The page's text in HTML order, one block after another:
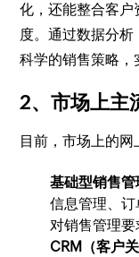
化，还能整合客
度。通过数据分
科学的销售策略，
2、市场上主
目前，市场上的网
基础型销售
信息管理、
对销售管理要
CRM（客户